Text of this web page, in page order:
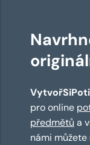
pro online
předmětů a
námi